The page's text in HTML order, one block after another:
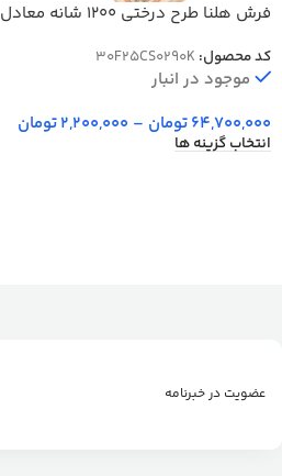
فرش هلنا طرح درختی 1200 شانه معادل
کد محصول: 30F25CS0290K
موجود در انبار
64,700,000تومان –
2,200,000تومان
انتخاب گزینه ها
عضویت در خبرنامه